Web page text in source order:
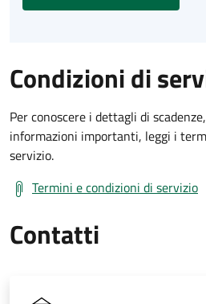
Condizioni di
Per conoscere i dettagli di
informazioni importanti, leggi i
servizio.
Termini e condizioni di servizio
Contatti